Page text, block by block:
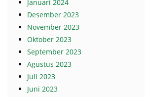
Januari 2024
Desember 2023
November 2023
Oktober 2023
September 2023
Agustus 2023
Juli 2023
Juni 2023